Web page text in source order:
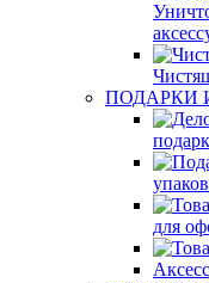
ПОДАРКИ
для